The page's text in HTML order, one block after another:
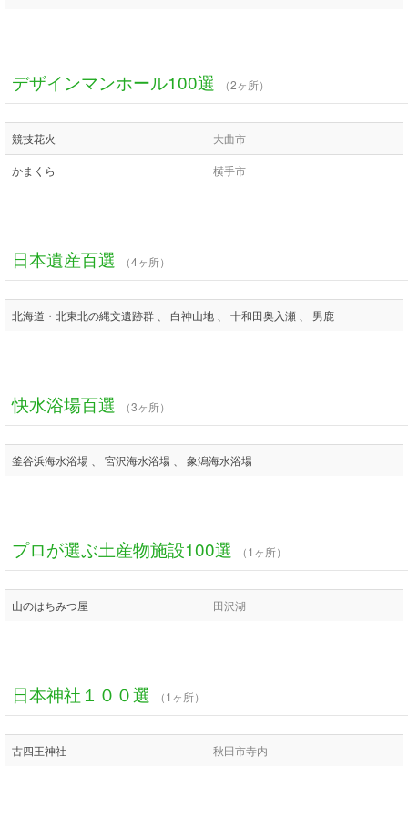
デザインマンホール100選 （2ヶ所）
競技花火 大曲市
かまくら 横手市
日本遺産百選 （4ヶ所）
北海道・北東北の縄文遺跡群 、 白神山地 、 十和田奥入瀬 、 男鹿
快水浴場百選 （3ヶ所）
釜谷浜海水浴場 、 宮沢海水浴場 、 象潟海水浴場
プロが選ぶ土産物施設100選 （1ヶ所）
山のはちみつ屋 田沢湖
日本神社１００選 （1ヶ所）
古四王神社 秋田市寺内